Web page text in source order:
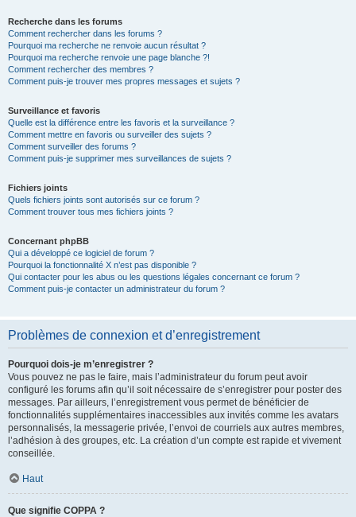
Recherche dans les forums
Comment rechercher dans les forums ?
Pourquoi ma recherche ne renvoie aucun résultat ?
Pourquoi ma recherche renvoie une page blanche ?!
Comment rechercher des membres ?
Comment puis-je trouver mes propres messages et sujets ?
Surveillance et favoris
Quelle est la différence entre les favoris et la surveillance ?
Comment mettre en favoris ou surveiller des sujets ?
Comment surveiller des forums ?
Comment puis-je supprimer mes surveillances de sujets ?
Fichiers joints
Quels fichiers joints sont autorisés sur ce forum ?
Comment trouver tous mes fichiers joints ?
Concernant phpBB
Qui a développé ce logiciel de forum ?
Pourquoi la fonctionnalité X n’est pas disponible ?
Qui contacter pour les abus ou les questions légales concernant ce forum ?
Comment puis-je contacter un administrateur du forum ?
Problèmes de connexion et d’enregistrement
Pourquoi dois-je m’enregistrer ?
Vous pouvez ne pas le faire, mais l’administrateur du forum peut avoir
configuré les forums afin qu’il soit nécessaire de s’enregistrer pour poster des
messages. Par ailleurs, l’enregistrement vous permet de bénéficier de
fonctionnalités supplémentaires inaccessibles aux invités comme les avatars
personnalisés, la messagerie privée, l’envoi de courriels aux autres membres,
l’adhésion à des groupes, etc. La création d’un compte est rapide et vivement
conseillée.
Haut
Que signifie COPPA ?